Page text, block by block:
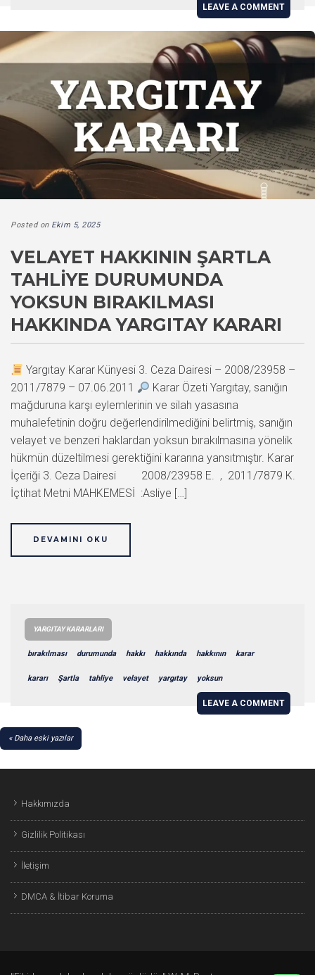
LEAVE A COMMENT
Posted on Ekim 5, 2025
VELAYET HAKKININ ŞARTLA
TAHLIYE DURUMUNDA
YOKSUN BIRAKILMASI
HAKKINDA YARGITAY KARARI
Yargıtay Karar Künyesi 3. Ceza Dairesi – 2008/23958 –
2011/7879 – 07.06.2011
Karar Özeti Yargıtay, sanığın
mağduruna karşı eylemlerinin ve silah yasasına
muhalefetinin doğru değerlendirilmediğini belirtmiş, sanığın
velayet ve benzeri haklardan yoksun bırakılmasına yönelik
hükmün düzeltilmesi gerektiğini kararına yansıtmıştır. Karar
İçeriği 3. Ceza Dairesi 2008/23958 E. , 2011/7879 K.
İçtihat Metni MAHKEMESİ :Asliye […]
DEVAMINI OKU
YARGITAY KARARLARI
bırakılması durumunda hakkı hakkında hakkının karar
kararı Şartla tahliye velayet yargıtay yoksun
LEAVE A COMMENT
YAZI
Daha eski yazılar
Hakkımızda
Gizlilik Politikası
İletişim
DMCA & İtibar Koruma